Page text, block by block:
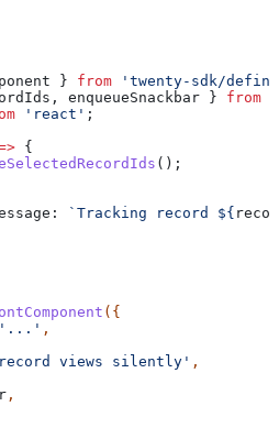
} from 'twenty-sdk/
, enqueueSnackbar } from
'react' ;
{
();
`Tracking record ${
({
,
views silently' ,
,